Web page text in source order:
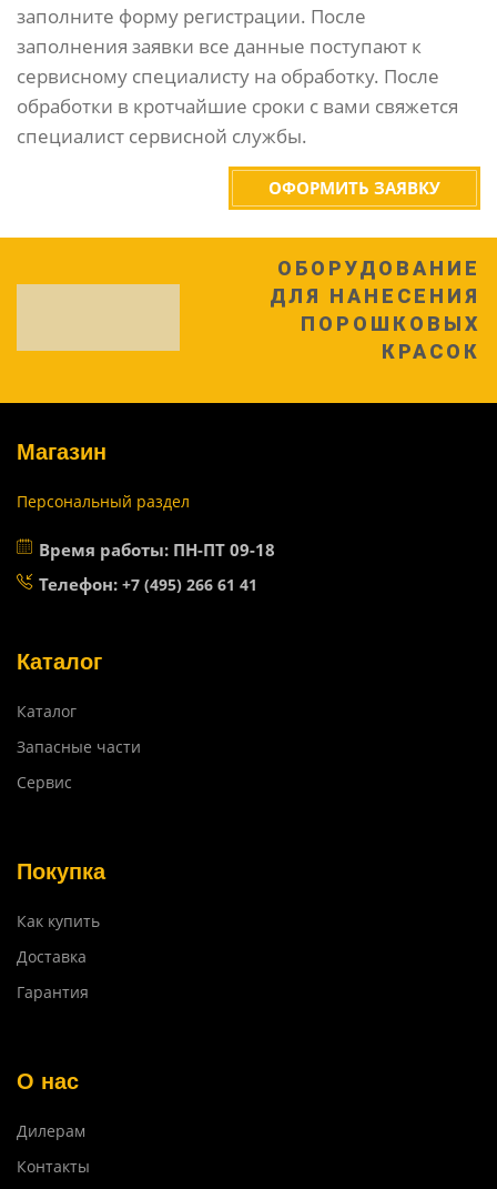
заполните форму регистрации. После
заполнения заявки все данные поступают к
сервисному специалисту на обработку. После
обработки в кротчайшие сроки с вами свяжется
специалист сервисной службы.
ОФОРМИТЬ ЗАЯВКУ
ОБОРУДОВАНИЕ
ДЛЯ НАНЕСЕНИЯ
ПОРОШКОВЫХ
КРАСОК
Магазин
Персональный раздел
Время работы: ПН-ПТ 09-18
Телефон: +7 (495) 266 61 41
Каталог
Каталог
Запасные части
Сервис
Покупка
Как купить
Доставка
Гарантия
О нас
Дилерам
Контакты